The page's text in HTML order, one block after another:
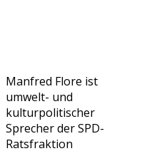
Manfred Flore ist
umwelt- und
kulturpolitischer
Sprecher der SPD-
Ratsfraktion